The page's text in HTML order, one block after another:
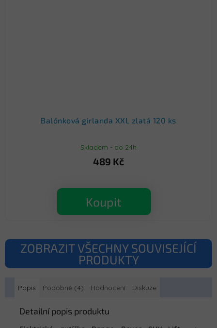
Balónková girlanda XXL zlatá 120 ks
Skladem - do 24h
489 Kč
Koupit
ZOBRAZIT VŠECHNY SOUVISEJÍCÍ
PRODUKTY
Popis Podobné (4) Hodnocení Diskuze
Detailní popis produktu